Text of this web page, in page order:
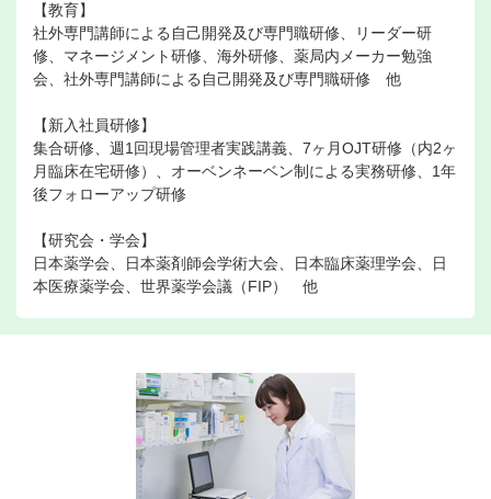
【教育】
社外専門講師による自己開発及び専門職研修、リーダー研
修、マネージメント研修、海外研修、薬局内メーカー勉強
会、社外専門講師による自己開発及び専門職研修 他
【新入社員研修】
集合研修、週1回現場管理者実践講義、7ヶ月OJT研修（内2ヶ
月臨床在宅研修）、オーベンネーベン制による実務研修、1年
後フォローアップ研修
【研究会・学会】
日本薬学会、日本薬剤師会学術大会、日本臨床薬理学会、日
本医療薬学会、世界薬学会議（FIP） 他